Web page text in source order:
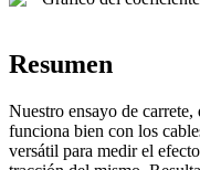
Resumen
Nuestro ensayo de
funciona bien con los
versátil para medir el